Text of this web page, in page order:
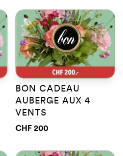
BON CADEAU
AUBERGE AUX 4
VENTS
CHF 200